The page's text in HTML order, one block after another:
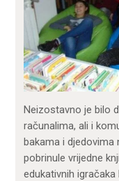
Neizostavno je bilo
računalima, ali i
bakama i
pobrinule vrijedne
edukativnih